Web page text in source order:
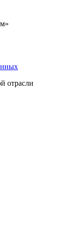
отрасли